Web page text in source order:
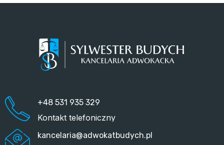
+48 531 935 329
Kontakt telefoniczny
kancelaria@adwokatbudych.pl